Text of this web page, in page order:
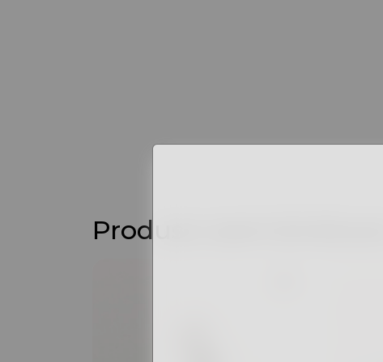
Produse asemănătoare